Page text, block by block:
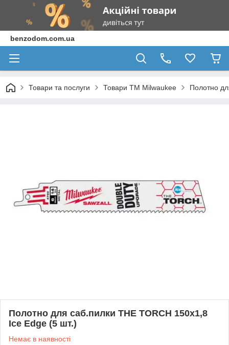
benzodom.com.ua
Товари та послуги Товари ТМ Milwaukee Полотно
Полотно для саб.пилки THE TORCH 150x1,8
Ice Edge (5 шт.)
Немає в наявності